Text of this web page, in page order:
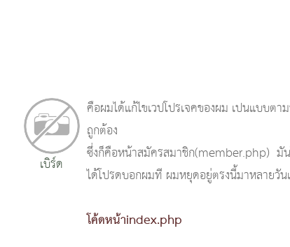
เบิร์ด
คือผมได้แก้ไขเวปโปรเจคของผม เปนแบบ
ถูกต้อง
ซึ่งก็คือหน้าสมัครสมาชิก(member.php) มั
ได้โปรดบอกผมที ผมหยุดอยู่ตรงนี้มาหลายวั
โค้ดหน้าindex.php